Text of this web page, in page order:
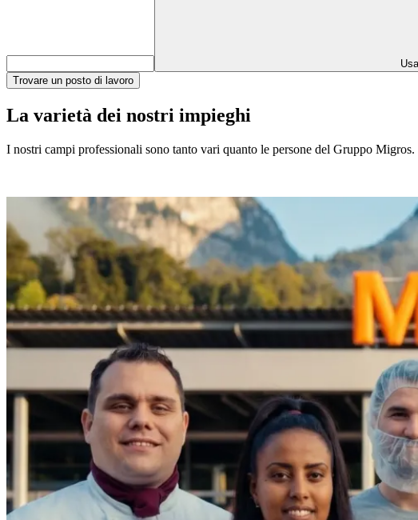
Trovare un posto di lavoro
La varietà dei nostri impieghi
I nostri campi professionali sono tanto vari quanto le persone del Gruppo